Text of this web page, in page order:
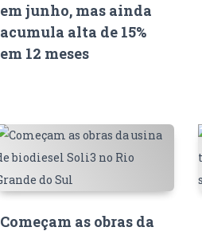
em junho, mas ainda
acumula alta de 15%
em 12 meses
Começam as obras da